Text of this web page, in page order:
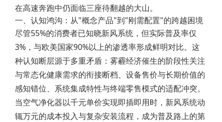
在高速奔跑中仍面临三座待翻越的大山。
一、认知鸿沟：从"概念产品"到"刚需配置"的跨越困境
尽管55%的消费者已知晓新风系统，但实际普及率仅
3%，与欧美国家90%以上的渗透率形成鲜明对比。这
种认知断层源于多重矛盾：雾霾经济催生的阶段性关注
与常态化健康需求的衔接断档、设备售价与长期价值的
感知错位、系统集成特性与终端零售模式的适配冲突。
当空气净化器以千元单价实现即插即用时，新风系统动
辄万元的成本投入与复杂安装流程，成为普及路上的第